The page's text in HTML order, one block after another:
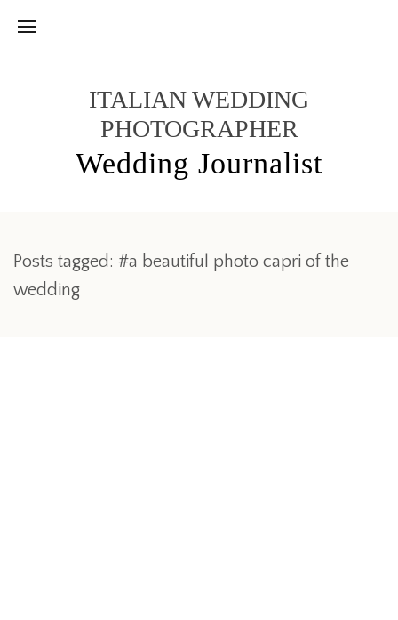
ITALIAN WEDDING
PHOTOGRAPHER
Wedding Journalist
Posts tagged: #a beautiful photo capri of the
wedding